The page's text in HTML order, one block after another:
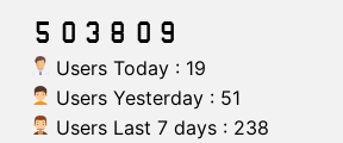
Users Today : 19
Users Yesterday : 51
Users Last 7 days : 238